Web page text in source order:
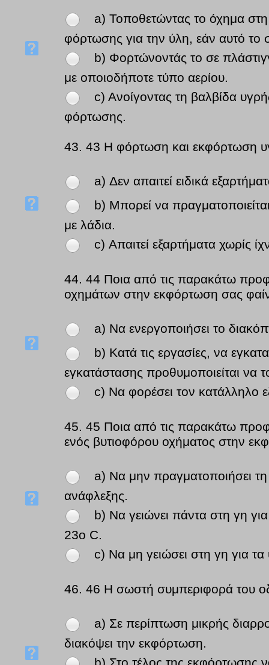
a) Τοποθετώντας το όχημα
φόρτωσης για την ύλη, εάν αυτό το
b) Φορτώνοντάς το σε
με οποιοδήποτε τύπο αερίου.
c) Ανοίγοντας τη βαλβίδα
φόρτωσης.
43. 43 Η φόρτωση και εκφόρτωση
a) Δεν απαιτεί ειδικά
b) Μπορεί να
με λάδια.
c) Απαιτεί εξαρτήματα χωρίς
44. 44 Ποια από τις παρακάτω
οχημάτων στην εκφόρτωση σας
a) Να ενεργοποιήσει το
b) Κατά τις εργασίες, να
εγκατάστασης προθυμοποιείται να
c) Να φορέσει τον κατάλληλο
45. 45 Ποια από τις παρακάτω
ενός βυτιοφόρου οχήματος στην
a) Να μην πραγματοποιήσει τη
ανάφλεξης.
b) Να γειώνει πάντα στη γη
23ο C.
c) Να μη γειώσει στη γη για
46. 46 Η σωστή συμπεριφορά του
a) Σε περίπτωση μικρής
διακόψει την εκφόρτωση.